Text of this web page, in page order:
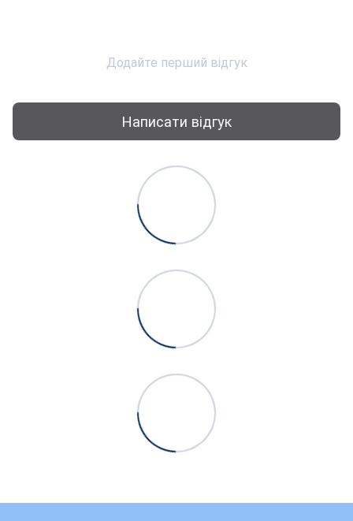
Додайте перший відгук
Написати відгук